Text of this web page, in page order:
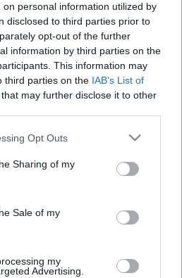
personal information utilized by
disclosed to third parties prior to
opt-out of the further
information by third parties on the
This information may
third parties on the IAB’s List of
that may further disclose it to other
app uses one or more Google
behaviour. You may click to
and its third-party tags to
purposes in below Google
Opt Outs
Sharing of my
Sale of my
my
Advertising.
a covid.
TILALMAT
KÓRHÁZBAN
MENTETT FEL A
kórház főigazgatójának
vonta vissza, arra figyelemmel,
ÚJ
vág bele a befektető.